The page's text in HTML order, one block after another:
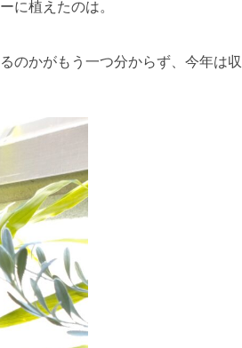
に植えたのは。
のかがもう一つ分からず、今年は収